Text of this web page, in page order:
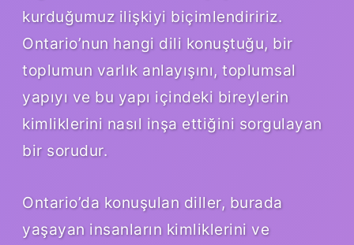
kurduğumuz ilişkiyi biçimlendiririz.
Ontario’nun hangi dili konuştuğu, bir
toplumun varlık anlayışını, toplumsal
yapıyı ve bu yapı içindeki bireylerin
kimliklerini nasıl inşa ettiğini sorgulayan
bir sorudur.
Ontario’da konuşulan diller, burada
yaşayan insanların kimliklerini ve